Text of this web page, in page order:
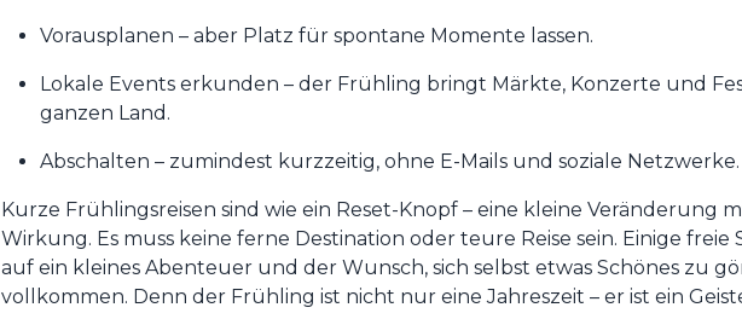
Vorausplanen – aber Platz für spontane Momente lassen.
Lokale Events erkunden – der Frühling bringt Märkte, Konzerte und
ganzen Land.
Abschalten – zumindest kurzzeitig, ohne E-Mails und soziale Netzwerke.
Kurze Frühlingsreisen sind wie ein Reset-Knopf – eine kleine Veränderung
Wirkung. Es muss keine ferne Destination oder teure Reise sein. Einige freie
auf ein kleines Abenteuer und der Wunsch, sich selbst etwas Schönes zu
vollkommen. Denn der Frühling ist nicht nur eine Jahreszeit – er ist ein